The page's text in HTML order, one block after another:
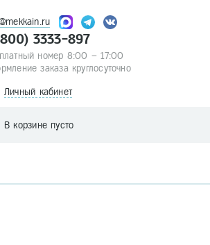
3333-897
номер 8:00 – 17:00
заказа круглосуточно
Личный кабинет
В корзине пусто